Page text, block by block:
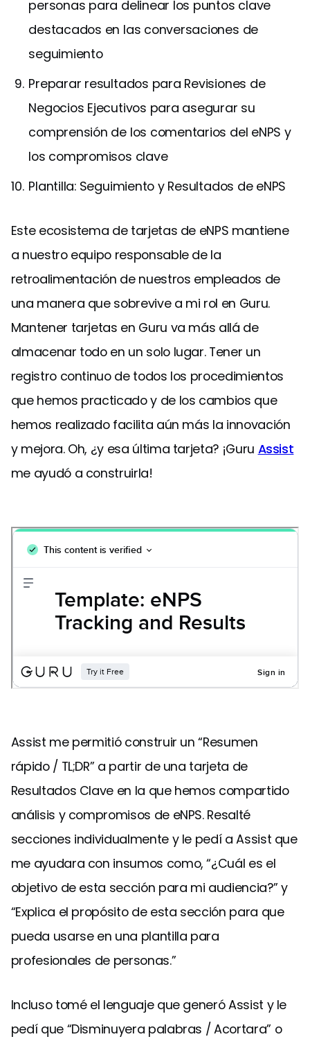
personas para delinear los puntos clave
destacados en las conversaciones de
seguimiento
Preparar resultados para Revisiones de
Negocios Ejecutivos para asegurar su
comprensión de los comentarios del eNPS y
los compromisos clave
Plantilla: Seguimiento y Resultados de eNPS
Este ecosistema de tarjetas de eNPS mantiene
a nuestro equipo responsable de la
retroalimentación de nuestros empleados de
una manera que sobrevive a mi rol en Guru.
Mantener tarjetas en Guru va más allá de
almacenar todo en un solo lugar. Tener un
registro continuo de todos los procedimientos
que hemos practicado y de los cambios que
hemos realizado facilita aún más la innovación
y mejora. Oh, ¿y esa última tarjeta? ¡Guru Assist
me ayudó a construirla!
Assist me permitió construir un “Resumen
rápido / TL;DR” a partir de una tarjeta de
Resultados Clave en la que hemos compartido
análisis y compromisos de eNPS. Resalté
secciones individualmente y le pedí a Assist que
me ayudara con insumos como, “¿Cuál es el
objetivo de esta sección para mi audiencia?” y
“Explica el propósito de esta sección para que
pueda usarse en una plantilla para
profesionales de personas.”
Incluso tomé el lenguaje que generó Assist y le
pedí que “Disminuyera palabras / Acortara” o